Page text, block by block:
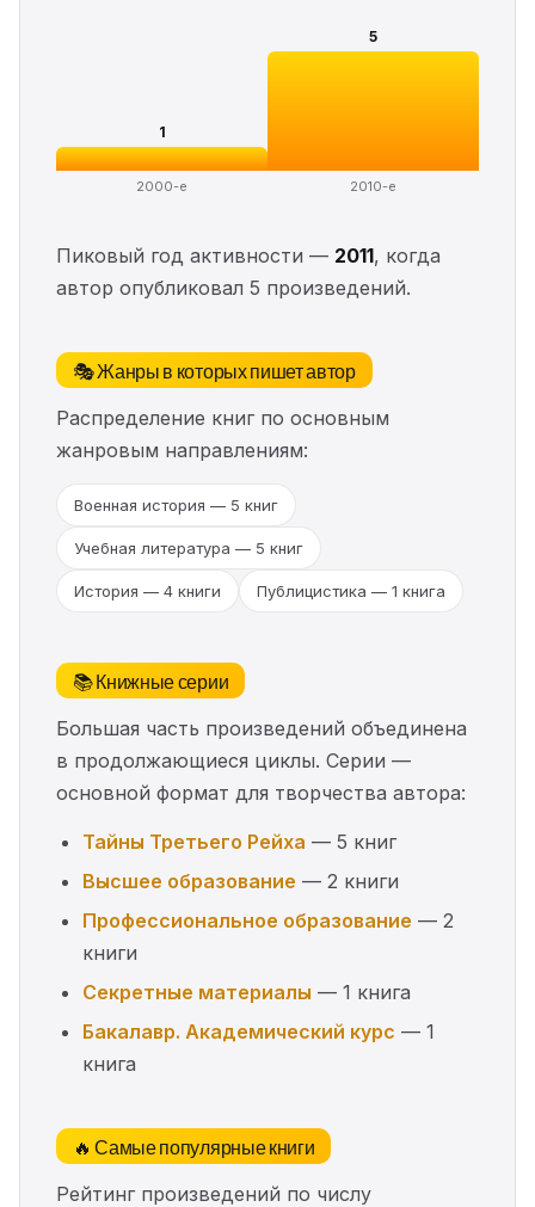
1
2000-е
5
2010-е
Пиковый год активности — 2011, когда
автор опубликовал 5 произведений.
🎭 Жанры в которых пишет автор
Распределение книг по основным
жанровым направлениям:
Военная история — 5 книг
Учебная литература — 5 книг
История — 4 книги Публицистика — 1 книга
📚 Книжные серии
Большая часть произведений объединена
в продолжающиеся циклы. Серии —
основной формат для творчества автора:
Тайны Третьего Рейха — 5 книг
Высшее образование — 2 книги
Профессиональное образование — 2
книги
Секретные материалы — 1 книга
Бакалавр. Академический курс — 1
книга
🔥 Самые популярные книги
Рейтинг произведений по числу